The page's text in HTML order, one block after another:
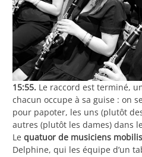
15:55. Le raccord est terminé,
chacun occupe à sa guise : on
pour papoter, les uns (plutôt
autres (plutôt les dames) dans
Le quatuor de musiciens
Delphine, qui les équipe d’un